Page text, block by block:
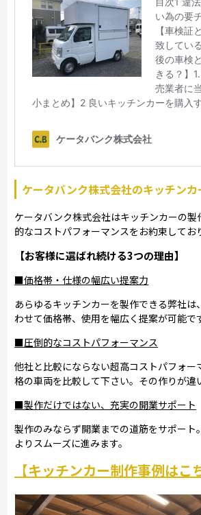
ケータバンク株式会社のキッチンカ
ケータバンク株式会社はキッチンカーの製
的なコストパフォーマンスをお約束してお
【お客様に選ばれ続ける3つの理由】
■価格帯・仕様の幅広い提案力
あらゆるキッチンカーを製作できる弊社は
わせて価格帯、使用を幅広く提案が可能で
■圧倒的なコストパフォーマンス
他社と比較にならない超高コストパフォー
格の車両を比較して下さい。その作りが違
■製作だけではない、充実の開業サポート
製作のみならず開業までの道筋をサポート
よりスムーズに進みます。
【キッチンカー制作事例はこ